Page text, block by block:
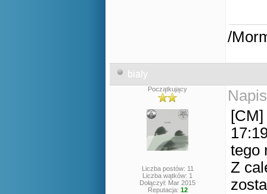
/
bialy
Początkujący
Liczba postów: 11
Liczba wątków: 1
Dołączył: Mar 2015
Reputacja: 12
tego
Z